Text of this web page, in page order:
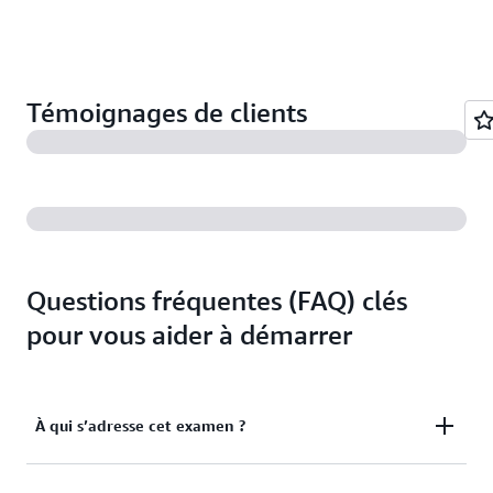
Témoignages de clients
Questions fréquentes (FAQ) clés
pour vous aider à démarrer
À qui s’adresse cet examen ?